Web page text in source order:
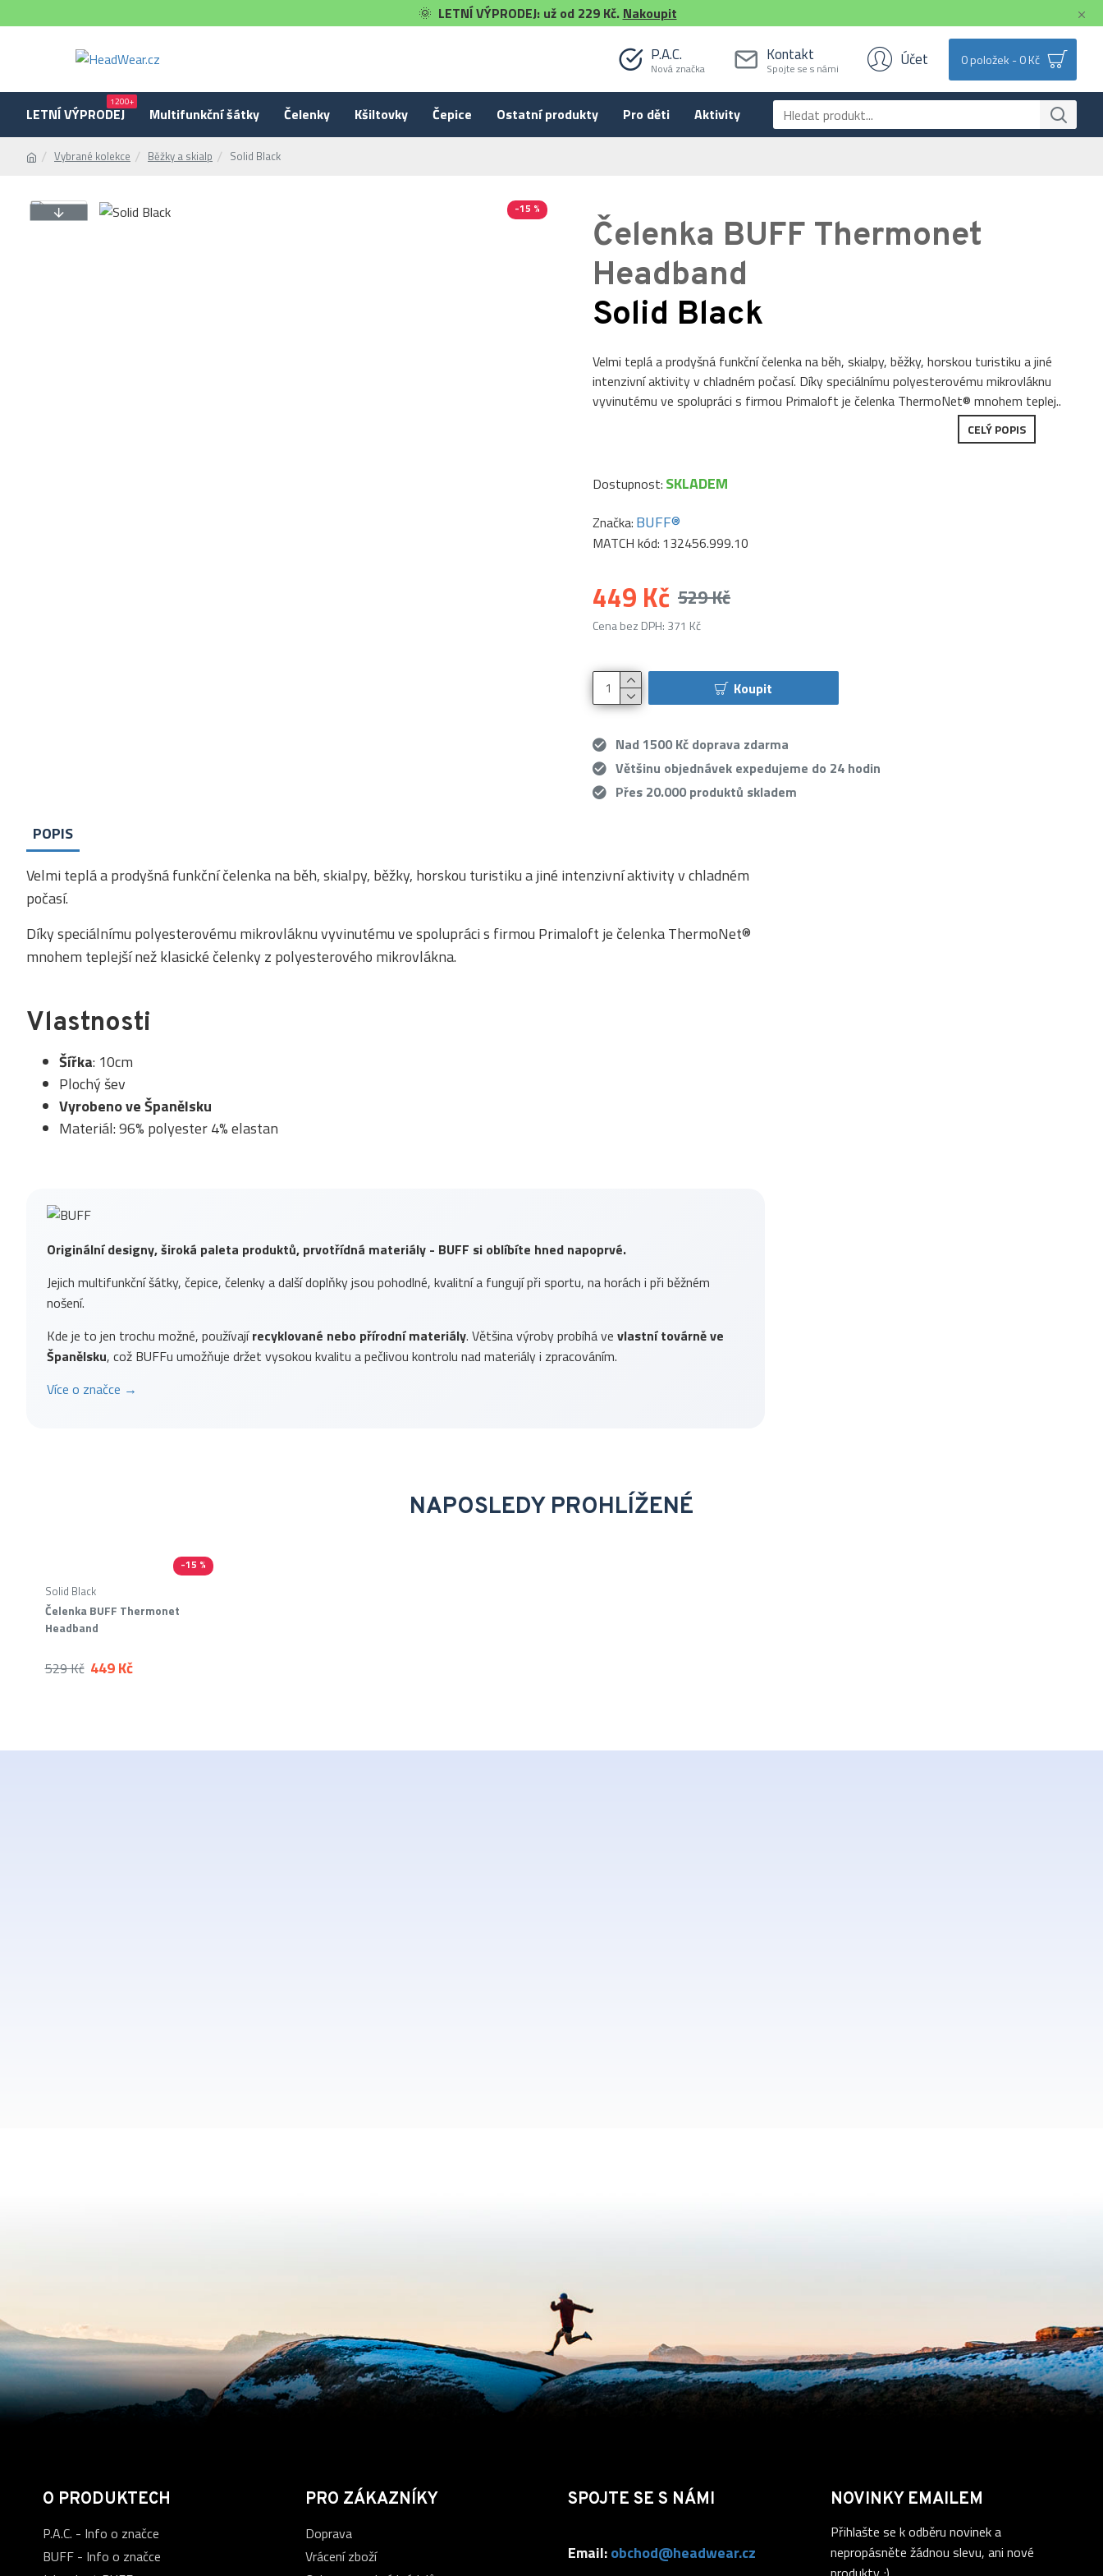
🌞 LETNÍ VÝPRODEJ: už od 229 Kč. Nakoupit
P.A.C.
Nová značka
Kontakt
Spojte se s námi Účet 0 položek - 0 Kč
LETNÍ VÝPRODEJ
1200+
Multifunkční šátky Čelenky Kšiltovky Čepice Ostatní produkty Pro děti Aktivity
Vybrané kolekce Běžky a skialp Solid Black
-15 %
Čelenka BUFF Thermonet
Headband
Solid Black
Velmi teplá a prodyšná funkční čelenka na běh, skialpy, běžky, horskou turistiku a jiné
intenzivní aktivity v chladném počasí. Díky speciálnímu polyesterovému mikrovláknu
vyvinutému ve spolupráci s firmou Primaloft je čelenka ThermoNet® mnohem teplej..
CELÝ POPIS
449 Kč 529 Kč
Cena bez DPH: 371 Kč
Dostupnost: SKLADEM
Značka: BUFF®
MATCH kód: 132456.999.10
Koupit
Nad 1500 Kč doprava zdarma
Většinu objednávek expedujeme do 24 hodin
Přes 20.000 produktů skladem
Originální designy, široká paleta produktů, prvotřídná materiály - BUFF si oblíbíte hned napoprvé.
Jejich multifunkční šátky, čepice, čelenky a další doplňky jsou pohodlné, kvalitní a fungují při sportu, na horách i při běžném
nošení.
Kde je to jen trochu možné, používajírecyklované nebo přírodní materiály. Většina výroby probíhá ve vlastní továrně ve
Španělsku, což BUFFu umožňuje držet vysokou kvalitu a pečlivou kontrolu nad materiály i zpracováním.
Více o značce →
POPIS
Velmi teplá a prodyšná funkční čelenka na běh, skialpy, běžky, horskou turistiku a jiné intenzivní aktivity v chladném
počasí.
Díky speciálnímu polyesterovému mikrovláknu vyvinutému ve spolupráci s firmou Primaloft je čelenka ThermoNet®
mnohem teplejší než klasické čelenky z polyesterového mikrovlákna.
Vlastnosti
Šířka: 10cm
Plochý šev
Vyrobeno ve Španělsku
Materiál: 96% polyester 4% elastan
NAPOSLEDY PROHLÍŽENÉ
-15 %
Čelenka BUFF Thermonet
Headband
Solid Black
449 Kč
529 Kč
O PRODUKTECH
P.A.C. - Info o značce
BUFF - Info o značce
PRO ZÁKAZNÍKY
Doprava
Vrácení zboží
SPOJTE SE S NÁMI
Email:obchod@headwear.cz
NOVINKY EMAILEM
Přihlašte se k odběru novinek a
nepropásněte žádnou slevu, ani nové